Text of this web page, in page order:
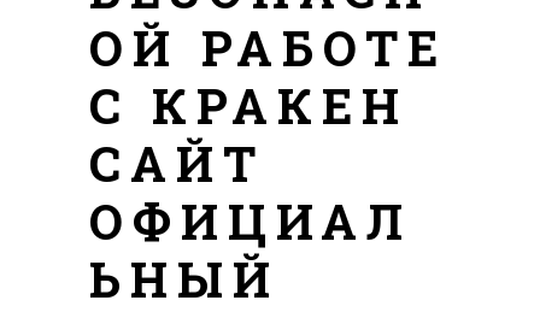
ОЙ РАБОТЕ
С КРАКЕН
САЙТ
ОФИЦИАЛ
ЬНЫЙ